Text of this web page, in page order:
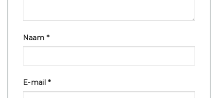
Naam *
E-mail *